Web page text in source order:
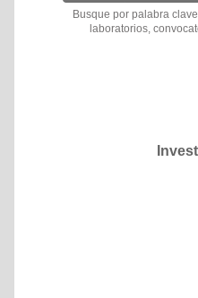
Busque por palabra
laboratorios,